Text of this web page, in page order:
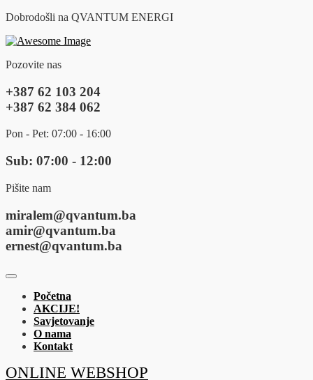
Dobrodošli na QVANTUM ENERGI
Pozovite nas
+387 62 103 204
+387 62 384 062
Pon - Pet: 07:00 - 16:00
Sub: 07:00 - 12:00
Pišite nam
miralem@qvantum.ba
amir@qvantum.ba
ernest@qvantum.ba
Početna
AKCIJE!
Savjetovanje
O nama
Kontakt
ONLINE WEBSHOP